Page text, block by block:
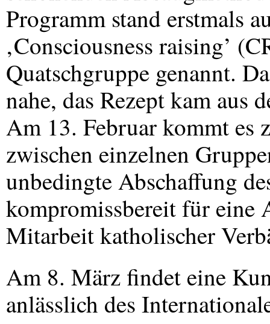
Programm stand erstmals
‚Consciousness raising’
Quatschgruppe genannt.
nahe, das Rezept kam aus
Am 13. Februar kommt es
zwischen einzelnen
unbedingte Abschaffung
kompromissbereit für eine
Mitarbeit katholischer
Am 8. März findet eine
anlässlich des